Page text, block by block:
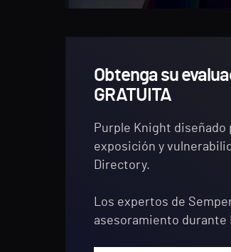
Obtenga su
GRATUITA
Purple Knight
exposición y
Directory.
Los expertos de
asesoramiento durante